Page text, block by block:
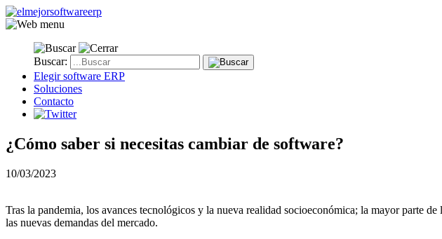
Buscar:
Elegir software ERP
Soluciones
Contacto
¿Cómo saber si necesitas cambiar de software?
10/03/2023
Tras la pandemia, los avances tecnológicos y la nueva realidad socioeconómica; la mayor parte de
las nuevas demandas del mercado.